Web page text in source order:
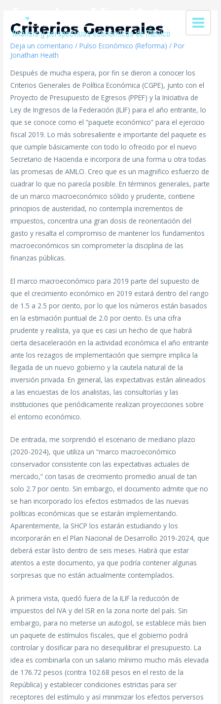
Criterios Generales
Deja un comentario /Pulso Económico (Reforma) / Por
Jonathan Heath
Después de mucha espera, por fin se dieron a conocer los
Criterios Generales de Política Económica (CGPE), junto con el
Proyecto de Presupuesto de Egresos (PPEF) y la Iniciativa de
Ley de Ingresos de la Federación (ILIF) para el año entrante, lo
que se conoce como el “paquete económico” para el ejercicio
fiscal 2019. Lo más sobresaliente e importante del paquete es
que cumple básicamente con todo lo ofrecido por el nuevo
Secretario de Hacienda e incorpora de una forma u otra todas
las promesas de AMLO. Creo que es un magnifico esfuerzo de
cuadrar lo que no parecía posible. En términos generales, parte
de un marco macroeconómico sólido y prudente, contiene
principios de austeridad, no contempla incrementos de
impuestos, concentra una gran dosis de reorientación del
gasto y resalta el compromiso de mantener los fundamentos
macroeconómicos sin comprometer la disciplina de las
finanzas públicas.
El marco macroeconómico para 2019 parte del supuesto de
que el crecimiento económico en 2019 estará dentro del rango
de 1.5 a 2.5 por ciento, por lo que los números están basados
en la estimación puntual de 2.0 por ciento. Es una cifra
prudente y realista, ya que es casi un hecho de que habrá
cierta desaceleración en la actividad económica el año entrante
ante los rezagos de implementación que siempre implica la
llegada de un nuevo gobierno y la cautela natural de la
inversión privada. En general, las expectativas están alineados
a las encuestas de los analistas, las consultorías y las
instituciones que periódicamente realizan proyecciones sobre
el entorno económico.
De entrada, me sorprendió el escenario de mediano plazo
(2020-2024), que utiliza un “marco macroeconómico
conservador consistente con las expectativas actuales de
mercado,” con tasas de crecimiento promedio anual de tan
solo 2.7 por ciento. Sin embargo, el documento admite que no
se han incorporado los efectos estimados de las nuevas
políticas económicas que se estarán implementando.
Aparentemente, la SHCP los estarán estudiando y los
incorporarán en el Plan Nacional de Desarrollo 2019-2024, que
deberá estar listo dentro de seis meses. Habrá que estar
atentos a este documento, ya que podría contener algunas
sorpresas que no están actualmente contemplados.
A primera vista, quedó fuera de la ILIF la reducción de
impuestos del IVA y del ISR en la zona norte del país. Sin
embargo, para no meterse un autogol, se establece más bien
un paquete de estímulos fiscales, que el gobierno podrá
controlar y dosificar para no desequilibrar el presupuesto. La
idea es combinarla con un salario mínimo mucho más elevada
de 176.72 pesos (contra 102.68 pesos en el resto de la
República) y establecer condiciones estrictas para ser
receptores del estímulo y así minimizar los efectos perversos